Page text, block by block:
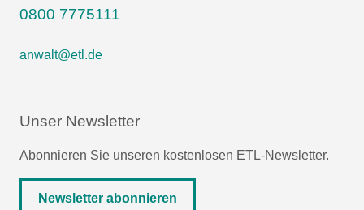
0800 7775111
anwalt@etl.de
Unser Newsletter
Abonnieren Sie unseren kostenlosen ETL-Newsletter.
Newsletter abonnieren